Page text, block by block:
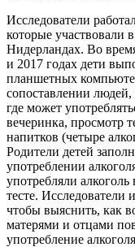
Исследователи
которые участвовали
Нидерландах. Во
и 2017 годах дети
планшетных
сопоставлении
где может
вечеринка, просмотр
напитков (четыре
Родители детей
употреблении
употребляли
тесте. Исследователи
чтобы выяснить, как
матерями и отцами
употребление